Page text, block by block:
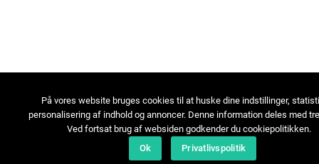
På vores website bruges cookies til at huske dine indstillinger,
personalisering af indhold og annoncer. Denne information deles med
Ved fortsat brug af websiden godkender du cookiepolitikken.
Ok
Privatlivspolitik